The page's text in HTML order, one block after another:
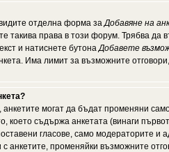
отделна форма заДобавяне на
такива права в този форум. Трябва да
и натиснете бутонаДобавете
Има лимит за възможните
могат да бъдат променяни
което съдържа анкетата (винаги
гласове, само модераторите и
анкетите, променяйки възможните